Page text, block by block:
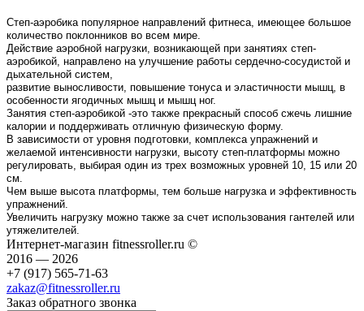
Степ-аэробика популярное направлений фитнеса, имеющее большое
количество поклонников во всем мире.
Действие аэробной нагрузки, возникающей при занятиях степ-
аэробикой, направлено на улучшение работы сердечно-сосудистой и
дыхательной систем,
развитие выносливости, повышение тонуса и эластичности мышц, в
особенности ягодичных мышц и мышц ног.
Занятия степ-аэробикой -это также прекрасный способ сжечь лишние
калории и поддерживать отличную физическую форму.
В зависимости от уровня подготовки, комплекса упражнений и
желаемой интенсивности нагрузки, высоту степ-платформы можно
регулировать, выбирая один из трех возможных уровней 10, 15 или 20
см.
Чем выше высота платформы, тем больше нагрузка и эффективность
упражнений.
Увеличить нагрузку можно также за счет использования гантелей или
утяжелителей.
Интернет-магазин fitnessroller.ru ©
2016 — 2026
+7 (917) 565-71-63
zakaz@fitnessroller.ru
Заказ обратного звонка